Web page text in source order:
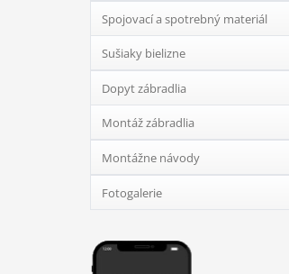
Spojovací a spotrebný materiál
Sušiaky bielizne
Dopyt zábradlia
Montáž zábradlia
Montážne návody
Fotogalerie